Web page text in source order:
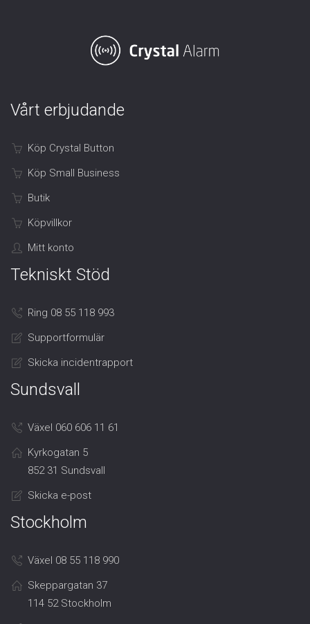
Vårt erbjudande
Köp Crystal Button
Köp Small Business
Butik
Köpvillkor
Mitt konto
Tekniskt Stöd
Ring 08 55 118 993
Supportformulär
Skicka incidentrapport
Sundsvall
Växel 060 606 11 61
Kyrkogatan 5
852 31 Sundsvall
Skicka e-post
Stockholm
Växel 08 55 118 990
Skeppargatan 37
114 52 Stockholm